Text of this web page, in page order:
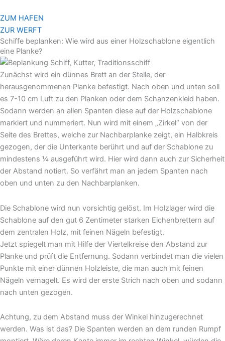
Inhalt
springen
ZUM HAFEN
ZUR WERFT
Schiffe beplanken: Wie wird aus einer Holzschablone eigentlich
eine Planke?
Zunächst wird ein dünnes Brett an der Stelle, der
herausgenommenen Planke befestigt. Nach oben und unten soll
es 7-10 cm Luft zu den Planken oder dem Schanzenkleid haben.
Sodann werden an allen Spanten diese auf der Holzschablone
markiert und nummeriert. Nun wird mit einem „Zirkel“ von der
Seite des Brettes, welche zur Nachbarplanke zeigt, ein Halbkreis
gezogen, der die Unterkante berührt und auf der Schablone zu
mindestens ¼ ausgeführt wird. Hier wird dann auch zur Sicherheit
der Abstand notiert. So verfährt man an jedem Spanten nach
oben und unten zu den Nachbarplanken.
Die Schablone wird nun vorsichtig gelöst. Im Holzlager wird die
Schablone auf den gut 6 Zentimeter starken Eichenbrettern auf
dem zentralen Holz, mit feinen Nägeln befestigt.
Jetzt spiegelt man mit Hilfe der Viertelkreise den Abstand zur
Planke und prüft die Entfernung. Sodann verbindet man die vielen
Punkte mit einer dünnen Holzleiste, die man auch mit feinen
Nägeln vernagelt. Es wird der erste Strich nach oben und sodann
nach unten gezogen.
Achtung, zu dem Abstand muss der Winkel hinzugerechnet
werden. Was ist das? Die Spanten werden an dem runden Rumpf